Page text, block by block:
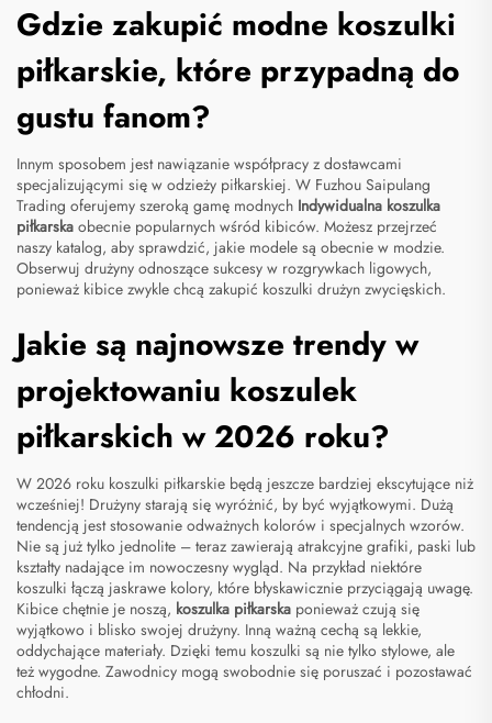
Gdzie zakupić modne koszulki
piłkarskie, które przypadną do
gustu fanom?
Innym sposobem jest nawiązanie współpracy z dostawcami
specjalizującymi się w odzieży piłkarskiej. W Fuzhou Saipulang
Trading oferujemy szeroką gamę modnych Indywidualna koszulka
piłkarska obecnie popularnych wśród kibiców. Możesz przejrzeć
naszy katalog, aby sprawdzić, jakie modele są obecnie w modzie.
Obserwuj drużyny odnoszące sukcesy w rozgrywkach ligowych,
ponieważ kibice zwykle chcą zakupić koszulki drużyn zwycięskich.
Jakie są najnowsze trendy w
projektowaniu koszulek
piłkarskich w 2026 roku?
W 2026 roku koszulki piłkarskie będą jeszcze bardziej ekscytujące niż
wcześniej! Drużyny starają się wyróżnić, by być wyjątkowymi. Dużą
tendencją jest stosowanie odważnych kolorów i specjalnych wzorów.
Nie są już tylko jednolite – teraz zawierają atrakcyjne grafiki, paski lub
kształty nadające im nowoczesny wygląd. Na przykład niektóre
koszulki łączą jaskrawe kolory, które błyskawicznie przyciągają uwagę.
Kibice chętnie je noszą, koszulka piłkarska ponieważ czują się
wyjątkowo i blisko swojej drużyny. Inną ważną cechą są lekkie,
oddychające materiały. Dzięki temu koszulki są nie tylko stylowe, ale
też wygodne. Zawodnicy mogą swobodnie się poruszać i pozostawać
chłodni.